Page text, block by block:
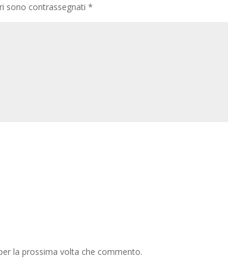
sono contrassegnati *
la prossima volta che commento.